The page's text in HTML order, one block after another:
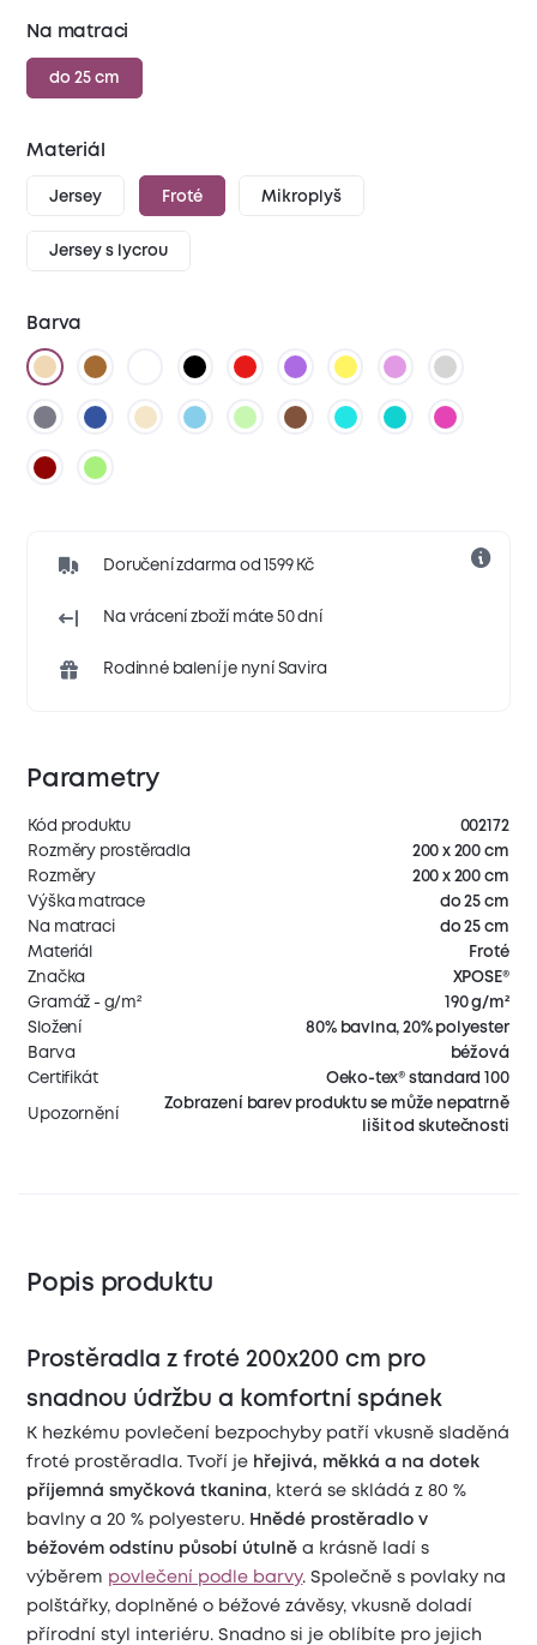
Na matraci
do 25 cm
Materiál
Jersey Froté Mikroplyš
Jersey s lycrou
Barva
Doručení zdarma od 1599 Kč
Na vrácení zboží máte 50 dní
Rodinné balení je nyní Savira
Parametry
Kód produktu
002172
Rozměry prostěradla
200 x 200 cm
Rozměry
200 x 200 cm
Výška matrace
do 25 cm
Na matraci
do 25 cm
Materiál
Froté
Značka
XPOSE®
Gramáž - g/m²
190 g/m²
Složení
80% bavlna, 20% polyester
Barva
béžová
Certifikát
Oeko-tex® standard 100
Upozornění
Zobrazení barev produktu se může nepatrně
lišit od skutečnosti
Popis produktu
Prostěradla z froté 200x200 cm pro
snadnou údržbu a komfortní spánek
K hezkému povlečení bezpochyby patří vkusně sladěná
froté prostěradla. Tvoří je hřejivá, měkká a na dotek
příjemná smyčková tkanina, která se skládá z 80 %
bavlny a 20 % polyesteru. Hnědé prostěradlo v
béžovém odstínu působí útulně a krásně ladí s
výběrem povlečení podle barvy. Společně s povlaky na
polštářky, doplněné o béžové závěsy, vkusně doladí
přírodní styl interiéru. Snadno si je oblíbíte pro jejich